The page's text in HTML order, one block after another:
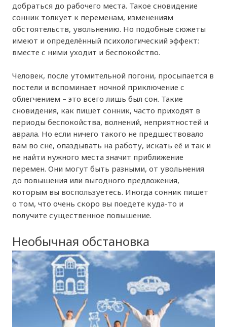
добраться до рабочего места. Такое сновидение
сонник толкует к переменам, изменениям
обстоятельств, увольнению. Но подобные сюжеты
имеют и определённый психологический эффект:
вместе с ними уходит и беспокойство.
Человек, после утомительной погони, просыпается в
постели и вспоминает ночной приключение с
облегчением – это всего лишь был сон. Такие
сновидения, как пишет сонник, часто приходят в
периоды беспокойства, волнений, неприятностей и
аврала. Но если ничего такого не предшествовало
вам во сне, опаздывать на работу, искать её и так и
не найти нужного места значит приближение
перемен. Они могут быть разными, от увольнения
до повышения или выгодного предложения,
которым вы воспользуетесь. Иногда сонник пишет
о том, что очень скоро вы поедете куда-то и
получите существенное повышение.
Необычная обстановка